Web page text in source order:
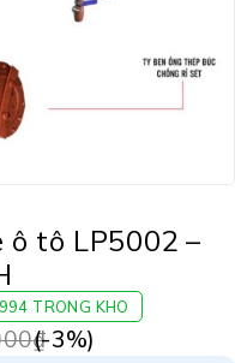
tô LP5002 –
TRONG KHO
₫
(-3%)